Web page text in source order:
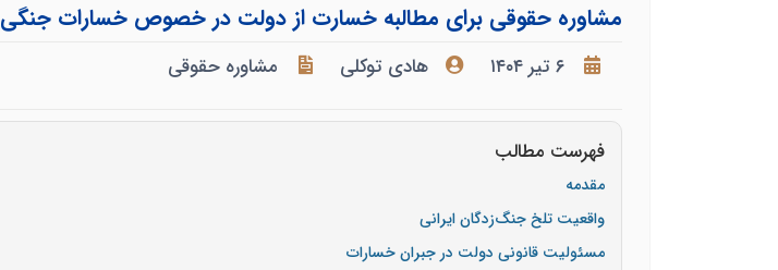
مشاوره حقوقی برای مطالبه خسارت از دولت در خصوص خسارات جنگی 1404
۶ تیر ۱۴۰۴ هادی توکلی مشاوره حقوقی
فهرست مطالب
مقدمه
واقعیت تلخ جنگ‌زدگان ایرانی
مسئولیت قانونی دولت در جبران خسارات